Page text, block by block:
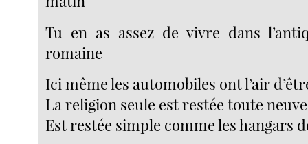
Tu en as assez de vivre dans
romaine
Ici même les automobiles ont l’air
La religion seule est restée toute
Est restée simple comme les hangars